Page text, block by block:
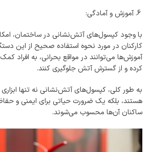
آموزش و آمادگی:
با وجود کپسول‌های آتش‌نشانی در ساختمان،
کارکنان در مورد نحوه استفاده صحیح از این
آموزش‌ها می‌توانند در مواقع بحرانی، به افراد
کرده و از گسترش آتش جلوگیری کنند.
به طور کلی، کپسول‌های آتش‌نشانی نه تنها ابزاری
هستند، بلکه یک ضرورت حیاتی برای ایمنی و
ساکنان آن‌ها محسوب می‌شوند.